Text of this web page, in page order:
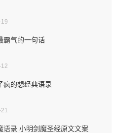
霸气的一句话
疯的想经典语录
语录 小明剑魔圣经原文文案